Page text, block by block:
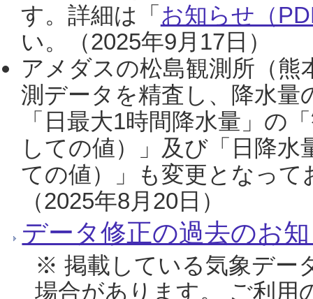
す。詳細は「 お知らせ（
い。（2025年9月17日）
アメダスの松島観測所（熊
測データを精査し、降水
「日最大1時間降水量」の
しての値）」及び「日降
ての値）」も変更となっ
（2025年8月20日）
データ修正の過去のお
※ 掲載している気象デー
場合があります。 ご利用